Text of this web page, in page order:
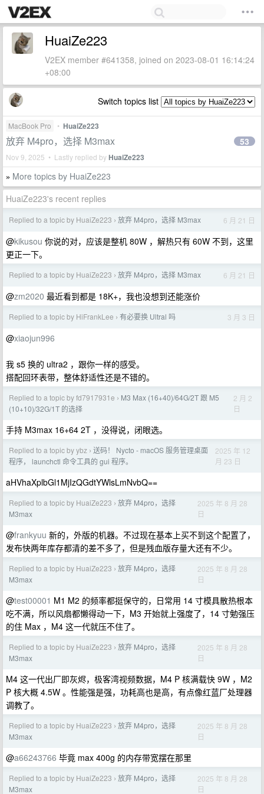
HuaiZe223
V2EX member #641358, joined on 2023-08-01 16:14:24
+08:00
Switch topics list
MacBook Pro • HuaiZe223
放弃 M4pro，选择 M3max
Nov 9, 2025 • Lastly replied byHuaiZe223
53
» More topics by HuaiZe223
HuaiZe223's recent replies
Replied to a topic by HuaiZe223 › 放弃 M4pro，选择 M3max 6 月 21 日
@kikusou 你说的对，应该是整机 80W ，解热只有 60W 不到，这里
更正一下。
Replied to a topic by HuaiZe223 › 放弃 M4pro，选择 M3max 6 月 21 日
@zm2020 最近看到都是 18K+，我也没想到还能涨价
Replied to a topic by HiFrankLee › 有必要换 Ultral 吗 3 月 3 日
@xiaojun996
我 s5 换的 ultra2 ，跟你一样的感受。
搭配回环表带，整体舒适性还是不错的。
Replied to a topic by fd7917931e › M3 Max (16+40)/64G/2T 跟 M5
(10+10)/32G/1T 的选择
2 月 2
日
手持 M3max 16+64 2T ，没得说，闭眼选。
Replied to a topic by ybz › 送码！ Nycto - macOS 服务管理桌面
程序， launchctl 命令工具的 gui 程序。
2025 年 12
月 23 日
aHVhaXplbGl1MjIzQGdtYWlsLmNvbQ==
Replied to a topic by HuaiZe223 › 放弃 M4pro，选择
M3max
2025 年 8 月 28
日
@frankyuu 新的，外版的机器。不过现在基本上买不到这个配置了，
发布快两年库存都清的差不多了，但是残血版存量大还有不少。
Replied to a topic by HuaiZe223 › 放弃 M4pro，选择
M3max
2025 年 8 月 28
日
@test00001 M1 M2 的频率都挺保守的，日常用 14 寸模具散热根本
吃不满，所以风扇都懒得动一下，M3 开始就上强度了，14 寸勉强压
的住 Max ，M4 这一代就压不住了。
Replied to a topic by HuaiZe223 › 放弃 M4pro，选择
M3max
2025 年 8 月 28
日
M4 这一代出厂即灰烬，极客湾视频数据，M4 P 核满载快 9W ，M2
P 核大概 4.5W 。性能强是强，功耗高也是高，有点像红蓝厂处理器
调教了。
Replied to a topic by HuaiZe223 › 放弃 M4pro，选择
M3max
2025 年 8 月 28
日
@a66243766 毕竟 max 400g 的内存带宽摆在那里
Replied to a topic by HuaiZe223 › 放弃 M4pro，选择
M3max
2025 年 8 月 28
日